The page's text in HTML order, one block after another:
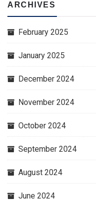
ARCHIVES
February 2025
January 2025
December 2024
November 2024
October 2024
September 2024
August 2024
June 2024